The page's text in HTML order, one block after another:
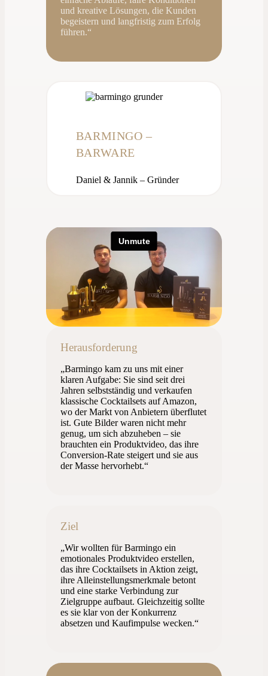
und kreative Lösungen, die Kunden
begeistern und langfristig zum Erfolg
führen.“
BARMINGO –
BARWARE
Daniel & Jannik – Gründer
Herausforderung
„Barmingo kam zu uns mit einer
klaren Aufgabe: Sie sind seit drei
Jahren selbstständig und verkaufen
klassische Cocktailsets auf Amazon,
wo der Markt von Anbietern überflutet
ist. Gute Bilder waren nicht mehr
genug, um sich abzuheben – sie
brauchten ein Produktvideo, das ihre
Conversion-Rate steigert und sie aus
der Masse hervorhebt.“
Ziel
„Wir wollten für Barmingo ein
emotionales Produktvideo erstellen,
das ihre Cocktailsets in Aktion zeigt,
ihre Alleinstellungsmerkmale betont
und eine starke Verbindung zur
Zielgruppe aufbaut. Gleichzeitig sollte
es sie klar von der Konkurrenz
absetzen und Kaufimpulse wecken.“